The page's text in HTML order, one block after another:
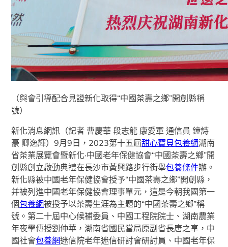
（與會引導配合見證新化取得“中國茶壽之鄉”開創縣稱
號）
新化消息網訊（記者 曹慶華 段志龍 康愛軍 通信員 鐘詩
豪 卿逸輝）9月9日，2023第十五屆甜心寶貝包養網湖南
省茶業展覽會暨新化·中國老年保健協會“中國茶壽之鄉”開
創縣創立啟動典禮在長沙市黃興路步行街舉包養條件辦。
新化縣被中國老年保健協會授予“中國茶壽之鄉”開創縣，
并被列進中國老年保健協會理事單元，這是今朝我國第一
個包養網被授予以茶壽生涯為主題的“中國茶壽之鄉”稱
號。第二十屆中心候補委員、中國工程院院士、湖南農業
年夜學傳授劉仲華，湖南省國民當局原副省長唐之享，中
國社會包養網迷信院老年迷信研討會研討員、中國老年保